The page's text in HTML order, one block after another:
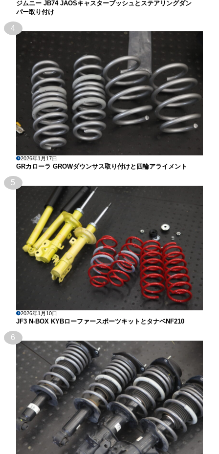
ジムニー JB74 JAOSキャスターブッシュとステアリングダン
パー取り付け
4
2026年1月17日
GRカローラ GROWダウンサス取り付けと四輪アライメント
5
2026年1月10日
JF3 N-BOX KYBローファースポーツキットとタナベNF210
6